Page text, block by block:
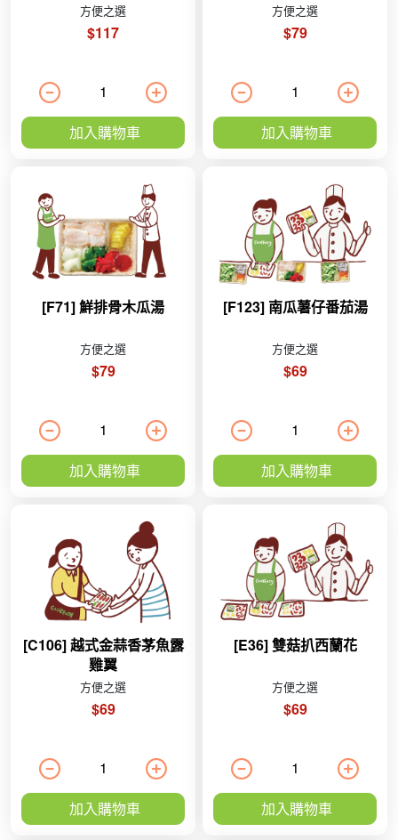
方便之選
$117
加入購物車
方便之選
$79
加入購物車
[F71] 鮮排骨木瓜湯
方便之選
$79
加入購物車
[F123] 南瓜薯仔番茄湯
方便之選
$69
加入購物車
[C106] 越式金蒜香茅魚露
雞翼
方便之選
$69
加入購物車
[E36] 雙菇扒西蘭花
方便之選
$69
加入購物車